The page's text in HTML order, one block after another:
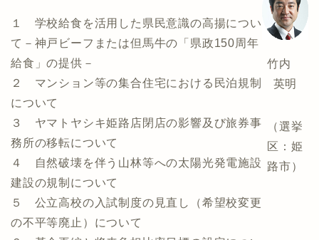
１ 学校給食を活用した県民意識の高揚につい
て－神戸ビーフまたは但馬牛の「県政150周年
給食」の提供－
２ マンション等の集合住宅における民泊規制
について
３ ヤマトヤシキ姫路店閉店の影響及び旅券事
務所の移転について
４ 自然破壊を伴う山林等への太陽光発電施設
建設の規制について
５ 公立高校の入試制度の見直し（希望校変更
の不平等廃止）について
竹内
英明
（選挙
区：姫
路市）